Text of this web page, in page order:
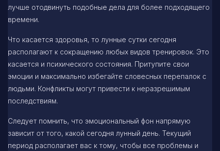
лучше отодвинуть подобные дела для более подходящего
времени.
Что касается здоровья, то лунные сутки сегодня
располагают к сокращению любых видов тренировок. Это
касается и психического состояния. Притупите свои
эмоции и максимально избегайте словесных перепалок с
людьми. Конфликты могут привести к неразрешимым
последствиям.
Следует помнить, что эмоциональный фон напрямую
зависит от того, какой сегодня лунный день. Текущий
период располагает вас к тому, чтобы все проблемы и